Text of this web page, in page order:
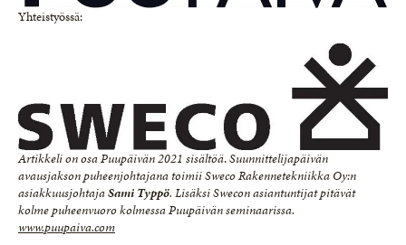
Yhteistyössä:
Artikkelion osa Puupäivän 2021 sisältöä.Suunnittelijapäivän
avausjakson puheenjohtajana toimii Sweco Rakennetekniikka Oy:n
asiakkuusjohtajaSami Typpö. Lisäksi Swecon asiantuntijat pitävät
kolme puheenvuoro kolmessa Puupäivän seminaarissa.
www.puupaiva.com